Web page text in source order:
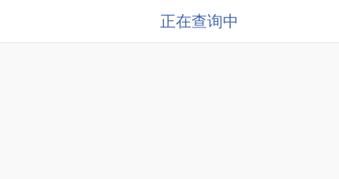
正在查询中